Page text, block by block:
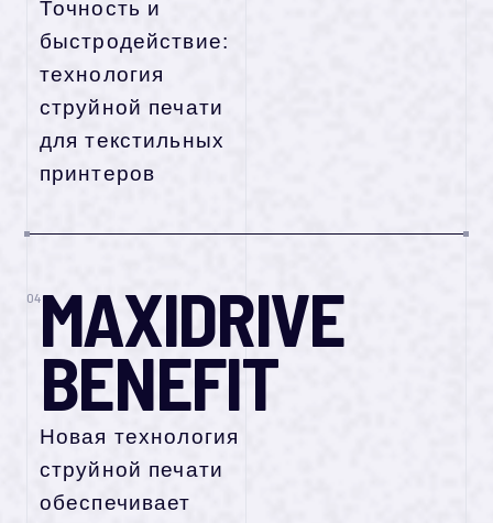
Точность и
быстродействие:
технология
струйной печати
для текстильных
принтеров
04MAXIDRIVE
BENEFIT
Новая технология
струйной печати
обеспечивает